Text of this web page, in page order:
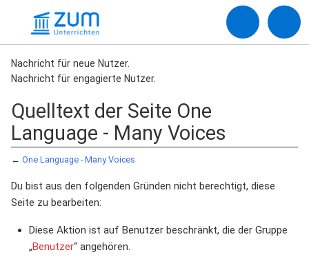
Nachricht für neue Nutzer.
Nachricht für engagierte Nutzer.
Quelltext der Seite One
Language - Many Voices
← One Language - Many Voices
Du bist aus den folgenden Gründen nicht berechtigt, diese
Seite zu bearbeiten:
Diese Aktion ist auf Benutzer beschränkt, die der Gruppe
„Benutzer“ angehören.